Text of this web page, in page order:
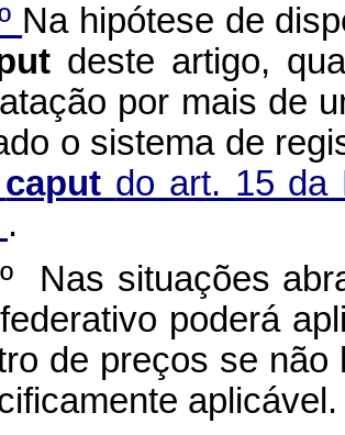
Na hipótese de
deste artigo,
por mais de
o sistema de
caput do art. 15 da
.
Nas situações
poderá
de preços se
aplicável.